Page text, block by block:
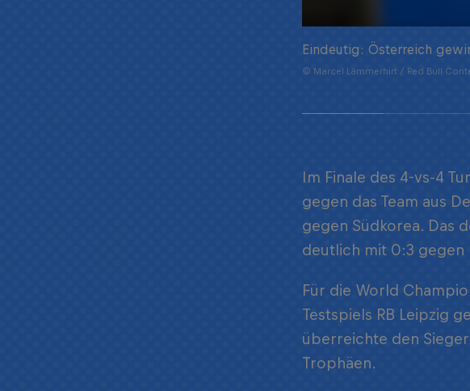
Eindeutig: Österreich
© Marcel Lämmerhirt / Red Bull
Im Finale des 4-vs-4
gegen das Team aus
gegen Südkorea. Das
deutlich mit 0:3 gegen
Für die World
Testspiels RB Leipzig
überreichte den
Trophäen.